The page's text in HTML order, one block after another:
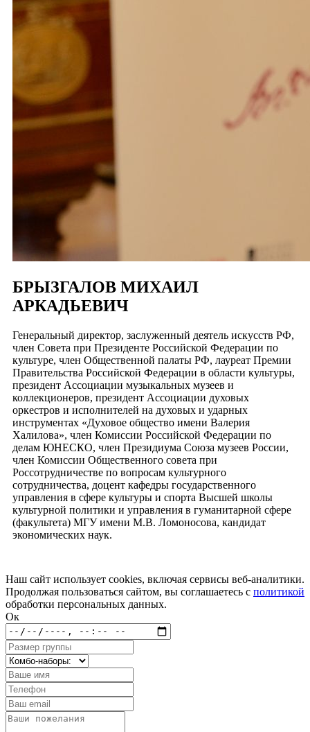
БРЫЗГАЛОВ МИХАИЛ
АРКАДЬЕВИЧ
Генеральный директор, заслуженный деятель искусств РФ,
член Совета при Президенте Российской Федерации по
культуре, член Общественной палаты РФ, лауреат Премии
Правительства Российской Федерации в области культуры,
президент Ассоциации музыкальных музеев и
коллекционеров, президент Ассоциации духовых
оркестров и исполнителей на духовых и ударных
инструментах «Духовое общество имени Валерия
Халилова», член Комиссии Российской Федерации по
делам ЮНЕСКО, член Президиума Союза музеев России,
член Комиссии Общественного совета при
Россотрудничестве по вопросам культурного
сотрудничества, доцент кафедры государственного
управления в сфере культуры и спорта Высшей школы
культурной политики и управления в гуманитарной сфере
(факультета) МГУ имени М.В. Ломоносова, кандидат
экономических наук.
Наш сайт использует cookies, включая сервисы веб-аналитики.
Продолжая пользоваться сайтом, вы соглашаетесь с политикой
обработки персональных данных.
Ок